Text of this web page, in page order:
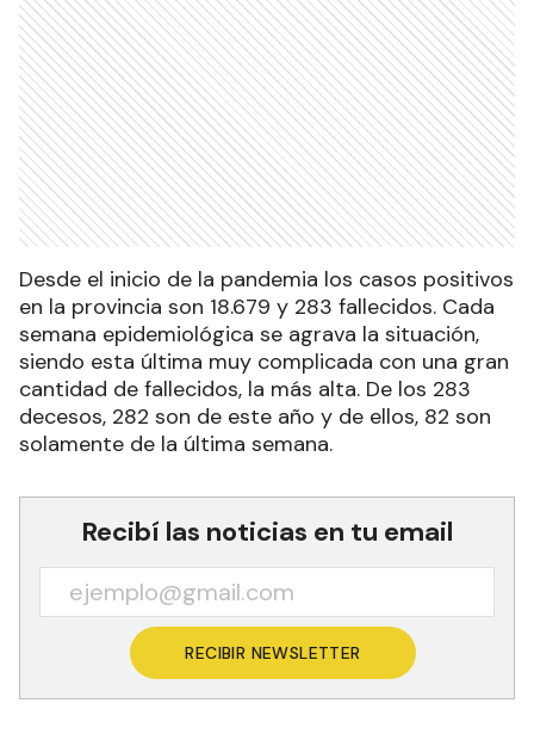
Desde el inicio de la pandemia los casos positivos
en la provincia son 18.679 y 283 fallecidos. Cada
semana epidemiológica se agrava la situación,
siendo esta última muy complicada con una gran
cantidad de fallecidos, la más alta. De los 283
decesos, 282 son de este año y de ellos, 82 son
solamente de la última semana.
Recibí las noticias en tu email
RECIBIR NEWSLETTER